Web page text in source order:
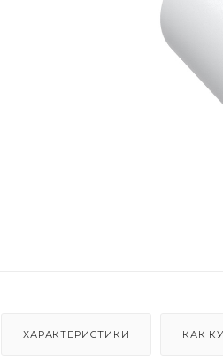
ХАРАКТЕРИСТИКИ КАК